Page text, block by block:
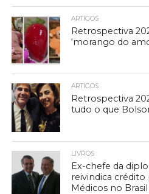
ARTIGOS
Retrospectiva
‘morango do
ARTIGOS
Retrospectiva
tudo o que
LIVROS
Ex-chefe da
reivindica
Médicos no Brasil